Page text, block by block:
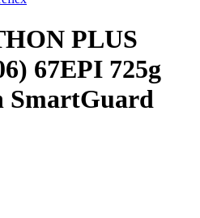
PLUS
67EPI 725g
SmartGuard